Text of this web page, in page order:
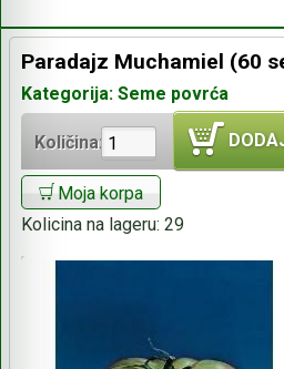
Paradajz Muchamiel (60
Kategorija: Seme povrća
Količina:
Moja korpa
Kolicina na lageru: 29